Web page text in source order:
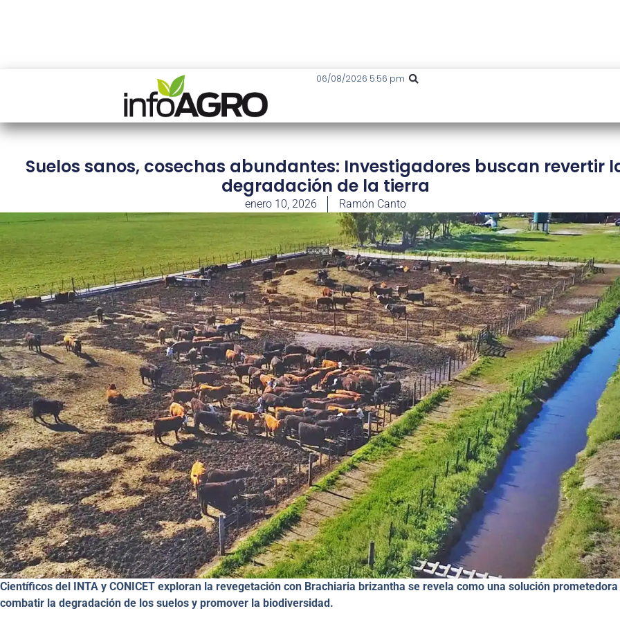
06/08/2026 5:56 pm
Suelos sanos, cosechas abundantes: Investigadores buscan revertir
degradación de la tierra
enero 10, 2026 Ramón Canto
Científicos del INTA y CONICET exploran la revegetación con Brachiaria brizantha se revela como una solución
combatir la degradación de los suelos y promover la biodiversidad.